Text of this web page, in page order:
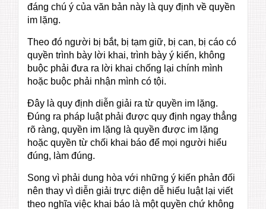
đáng chú ý của văn bản này là quy định về quyền
im lặng.
Theo đó người bị bắt, bị tạm giữ, bị can, bị cáo có
quyền trình bày lời khai, trình bày ý kiến, không
buộc phải đưa ra lời khai chống lại chính mình
hoặc buộc phải nhận mình có tội.
Đây là quy định diễn giải ra từ quyền im lặng.
Đúng ra pháp luật phải được quy định ngay thẳng
rõ ràng, quyền im lặng là quyền được im lặng
hoặc quyền từ chối khai báo để mọi người hiểu
đúng, làm đúng.
Song vì phải dung hòa với những ý kiến phản đối
nên thay vì diễn giải trực diện dễ hiểu luật lại viết
theo nghĩa việc khai báo là một quyền chứ không